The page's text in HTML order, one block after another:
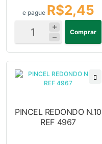
e pague R$2,45
Comprar
PINCEL REDONDO N.10
REF 4967